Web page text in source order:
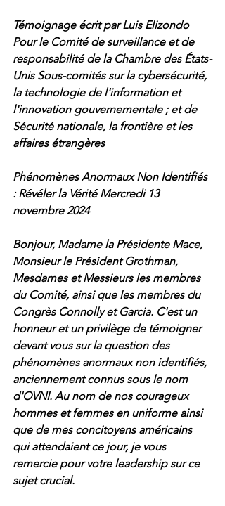
Témoignage écrit par Luis Elizondo
Pour le Comité de surveillance et de
responsabilité de la Chambre des États-
Unis Sous-comités sur la cybersécurité,
la technologie de l'information et
l'innovation gouvernementale ; et de
Sécurité nationale, la frontière et les
affaires étrangères
Phénomènes Anormaux Non Identifiés
: Révéler la Vérité Mercredi 13
novembre 2024
Bonjour, Madame la Présidente Mace,
Monsieur le Président Grothman,
Mesdames et Messieurs les membres
du Comité, ainsi que les membres du
Congrès Connolly et Garcia. C'est un
honneur et un privilège de témoigner
devant vous sur la question des
phénomènes anormaux non identifiés,
anciennement connus sous le nom
d'OVNI. Au nom de nos courageux
hommes et femmes en uniforme ainsi
que de mes concitoyens américains
qui attendaient ce jour, je vous
remercie pour votre leadership sur ce
sujet crucial.